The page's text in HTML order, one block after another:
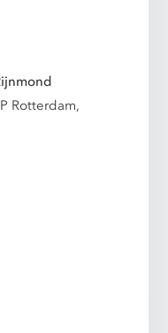
Rotterdam,